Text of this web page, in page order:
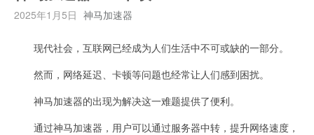
2025年1月5日 神马加速器
现代社会，互联网已经成为人们生活中不可或缺的一部分。
然而，网络延迟、卡顿等问题也经常让人们感到困扰。
神马加速器的出现为解决这一难题提供了便利。
通过神马加速器，用户可以通过服务器中转，提升网络速度，